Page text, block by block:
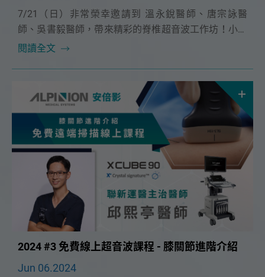
7/21（日）非常榮幸邀請到 溫永銳醫師、唐宗詠醫
師、吳書毅醫師，帶來精彩的脊椎超音波工作坊！小班
制實作課程更精實，本次課程特別安排了 C arm 模擬操
閱讀全文
2024 #3 免費線上超音波課程 - 膝關節進階介紹
Jun 06.2024